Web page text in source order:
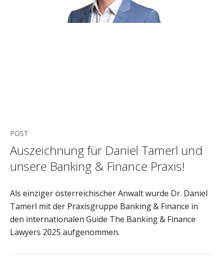
POST
Auszeichnung für Daniel Tamerl und
unsere Banking & Finance Praxis!
Als einziger österreichischer Anwalt wurde Dr. Daniel
Tamerl mit der Praxisgruppe Banking & Finance in
den internationalen Guide The Banking & Finance
Lawyers 2025 aufgenommen.